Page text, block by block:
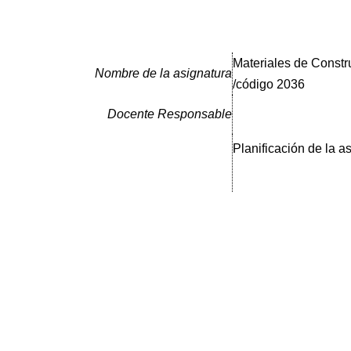
Nombre de la asignatura
Materiales de
/código 2036
Docente Responsable
Planificación de la